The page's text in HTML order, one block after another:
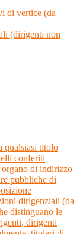
di vertice (da
(dirigenti non
qualsiasi titolo
conferiti
di indirizzo
pubbliche di
dirigenziali (da
distinguano le
dirigenti